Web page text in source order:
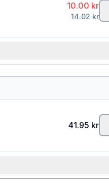
10.00 kr
14.02kr
41.95 kr